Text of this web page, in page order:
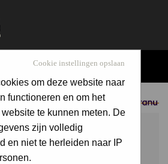
Sponsored by
Cookie instellingen opslaan
om deze website naar
functioneren en om het
te kunnen meten. De
zijn volledig
en niet te herleiden naar IP